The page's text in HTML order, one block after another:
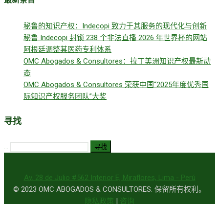
秘鲁的知识产权：Indecopi 致力于其服务的现代化与创新
秘鲁 Indecopi 封锁 238 个非法直播 2026 年世界杯的网站
阿根廷调整其医药专利体系
OMC Abogados & Consultores：拉丁美洲知识产权最新动
态
OMC Abogados & Consultores 荣获中国“2025年度优秀国
际知识产权服务团队”大奖
寻找
寻找
Av. 28 de Julio #562 Interior E, Miraflores, Lima - Perú
© 2023 OMC ABOGADOS & CONSULTORES. 保留所有权利。
隐私政策 | 咨询